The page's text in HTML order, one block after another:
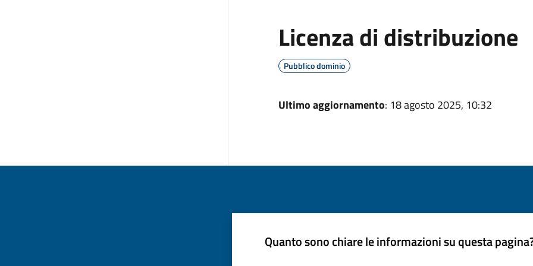
Licenza di distribuzione
Pubblico dominio
Ultimo aggiornamento: 18 agosto 2025, 10:32
Quanto sono chiare le informazioni su questa